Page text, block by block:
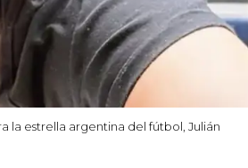
la estrella argentina del fútbol, Julián